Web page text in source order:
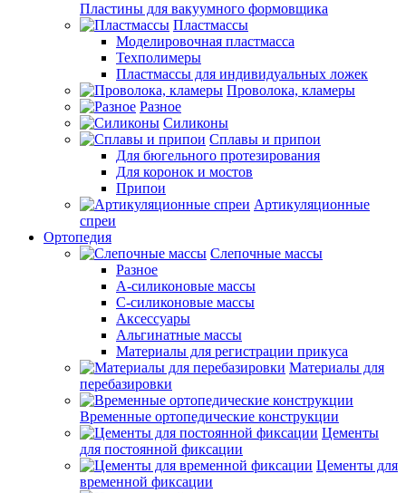
Пластины для вакуумного формовщика
Пластмассы
Моделировочная пластмасса
Техполимеры
Пластмассы для индивидуальных ложек
Проволока, кламеры
Разное
Силиконы
Сплавы и припои
Для бюгельного протезирования
Для коронок и мостов
Припои
Артикуляционные
спреи
Ортопедия
Слепочные массы
Разное
А-силиконовые массы
С-силиконовые массы
Аксессуары
Альгинатные массы
Материалы для регистрации прикуса
Материалы для
перебазировки
Временные ортопедические конструкции
Цементы
для постоянной фиксации
Цементы для
временной фиксации